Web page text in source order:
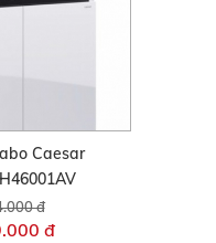
Caesar
đ
đ